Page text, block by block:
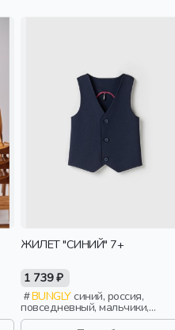
ЖИЛЕТ "СИНИЙ" 7+
1 739 ₽
BUNGLYсиний, россия,
повседневный, мальчики,
школьники, подростки, дети